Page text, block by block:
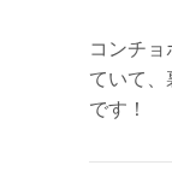
コンチ
ていて、
です！